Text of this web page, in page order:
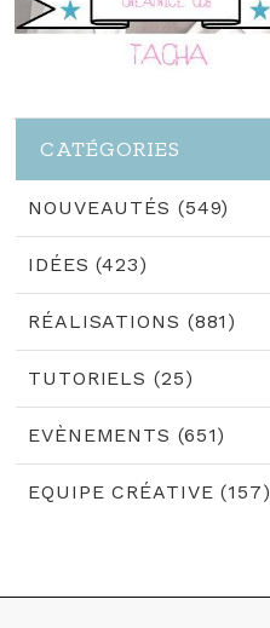
CATÉGORIES
NOUVEAUTÉS (549)
IDÉES (423)
RÉALISATIONS (881)
TUTORIELS (25)
EVÈNEMENTS (651)
EQUIPE CRÉATIVE (157)